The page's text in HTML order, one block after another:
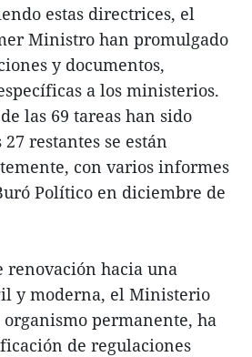
estas directrices, el
Ministro han promulgado
y documentos,
a los ministerios.
las 69 tareas han sido
restantes se están
con varios informes
Político en diciembre de
renovación hacia una
y moderna, el Ministerio
permanente, ha
de regulaciones